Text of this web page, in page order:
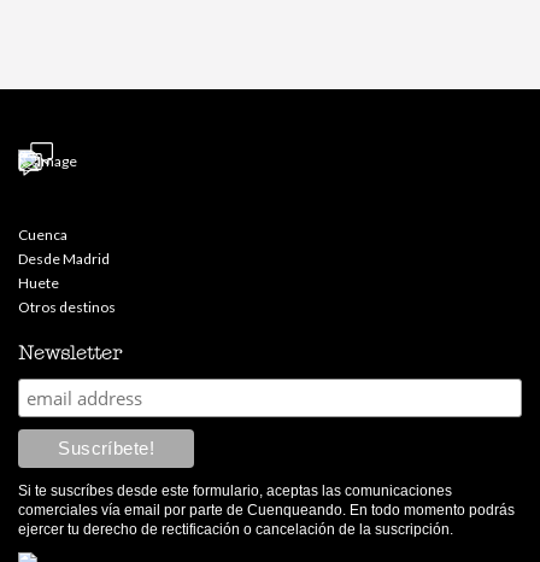
Cuenca
Desde Madrid
Huete
Otros destinos
Newsletter
Si te suscríbes desde este formulario, aceptas las comunicaciones
comerciales vía email por parte de Cuenqueando. En todo momento podrás
ejercer tu derecho de rectificación o cancelación de la suscripción.